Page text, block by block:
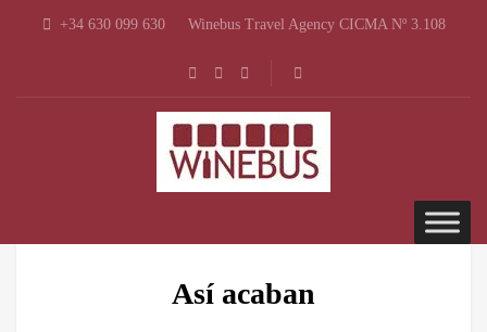
+34 630 099 630 Winebus Travel Agency CICMA Nº 3.108
Así acaban